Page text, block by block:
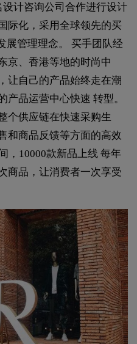
计咨询公司合作进行设计
际化，采用全球领先的买
展管理理念。 买手团队经
京、香港等地的时尚中
让自己的产品始终走在潮
产品运营中心快速 转型。
个供应链在快速采购生
和商品反馈等方面的高效
，10000款新品上线 每年
商品，让消费者一次享受